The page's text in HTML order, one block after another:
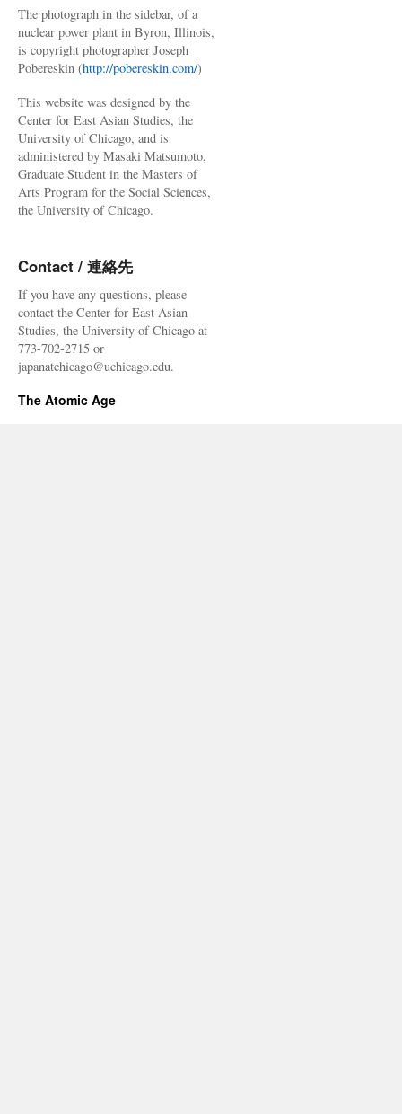
The photograph in the sidebar, of a
nuclear power plant in Byron, Illinois,
is copyright photographer Joseph
Pobereskin (http://pobereskin.com/)
This website was designed by the
Center for East Asian Studies, the
University of Chicago, and is
administered by Masaki Matsumoto,
Graduate Student in the Masters of
Arts Program for the Social Sciences,
the University of Chicago.
Contact / 連絡先
If you have any questions, please
contact the Center for East Asian
Studies, the University of Chicago at
773-702-2715 or
japanatchicago@uchicago.edu.
The Atomic Age